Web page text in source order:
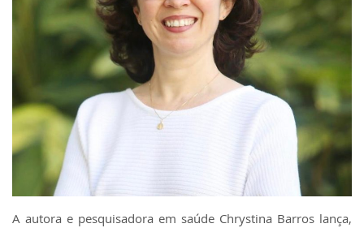
A autora e pesquisadora em saúde Chrystina Barros lança,